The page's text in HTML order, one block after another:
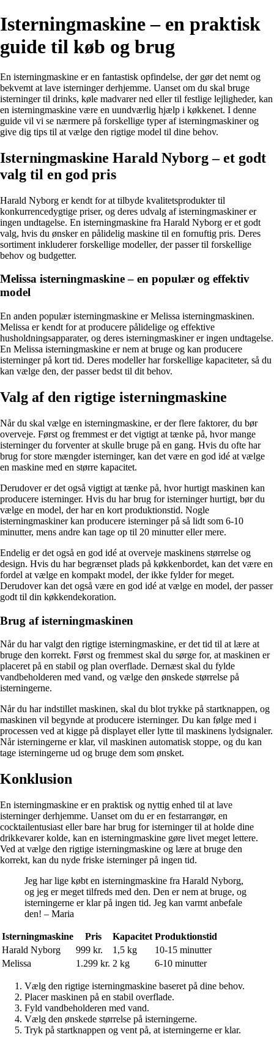
Isterningmaskine – en praktisk
guide til køb og brug
En isterningmaskine er en fantastisk opfindelse, der gør det nemt og
bekvemt at lave isterninger derhjemme. Uanset om du skal bruge
isterninger til drinks, køle madvarer ned eller til festlige lejligheder, kan
en isterningmaskine være en uundværlig hjælp i køkkenet. I denne
guide vil vi se nærmere på forskellige typer af isterningmaskiner og
give dig tips til at vælge den rigtige model til dine behov.
Isterningmaskine Harald Nyborg – et godt
valg til en god pris
Harald Nyborg er kendt for at tilbyde kvalitetsprodukter til
konkurrencedygtige priser, og deres udvalg af isterningmaskiner er
ingen undtagelse. En isterningmaskine fra Harald Nyborg er et godt
valg, hvis du ønsker en pålidelig maskine til en fornuftig pris. Deres
sortiment inkluderer forskellige modeller, der passer til forskellige
behov og budgetter.
Melissa isterningmaskine – en populær og effektiv
model
En anden populær isterningmaskine er Melissa isterningmaskinen.
Melissa er kendt for at producere pålidelige og effektive
husholdningsapparater, og deres isterningmaskiner er ingen undtagelse.
En Melissa isterningmaskine er nem at bruge og kan producere
isterninger på kort tid. Deres modeller har forskellige kapaciteter, så du
kan vælge den, der passer bedst til dit behov.
Valg af den rigtige isterningmaskine
Når du skal vælge en isterningmaskine, er der flere faktorer, du bør
overveje. Først og fremmest er det vigtigt at tænke på, hvor mange
isterninger du forventer at skulle bruge på en gang. Hvis du ofte har
brug for store mængder isterninger, kan det være en god idé at vælge
en maskine med en større kapacitet.
Derudover er det også vigtigt at tænke på, hvor hurtigt maskinen kan
producere isterninger. Hvis du har brug for isterninger hurtigt, bør du
vælge en model, der har en kort produktionstid. Nogle
isterningmaskiner kan producere isterninger på så lidt som 6-10
minutter, mens andre kan tage op til 20 minutter eller mere.
Endelig er det også en god idé at overveje maskinens størrelse og
design. Hvis du har begrænset plads på køkkenbordet, kan det være en
fordel at vælge en kompakt model, der ikke fylder for meget.
Derudover kan det også være en god idé at vælge en model, der passer
godt til din køkkendekoration.
Brug af isterningmaskinen
Når du har valgt den rigtige isterningmaskine, er det tid til at lære at
bruge den korrekt. Først og fremmest skal du sørge for, at maskinen er
placeret på en stabil og plan overflade. Dernæst skal du fylde
vandbeholderen med vand, og vælge den ønskede størrelse på
isterningerne.
Når du har indstillet maskinen, skal du blot trykke på startknappen, og
maskinen vil begynde at producere isterninger. Du kan følge med i
processen ved at kigge på displayet eller lytte til maskinens lydsignaler.
Når isterningerne er klar, vil maskinen automatisk stoppe, og du kan
tage isterningerne ud og bruge dem som ønsket.
Konklusion
En isterningmaskine er en praktisk og nyttig enhed til at lave
isterninger derhjemme. Uanset om du er en festarrangør, en
cocktailentusiast eller bare har brug for isterninger til at holde dine
drikkevarer kolde, kan en isterningmaskine gøre livet meget lettere.
Ved at vælge den rigtige isterningmaskine og lære at bruge den
korrekt, kan du nyde friske isterninger på ingen tid.
Jeg har lige købt en isterningmaskine fra Harald Nyborg,
og jeg er meget tilfreds med den. Den er nem at bruge, og
isterningerne er klar på ingen tid. Jeg kan varmt anbefale
den! – Maria
Isterningmaskine Pris Kapacitet Produktionstid
Harald Nyborg
999 kr. 1,5 kg
10-15 minutter
Melissa
1.299 kr. 2 kg 6-10 minutter
Vælg den rigtige isterningmaskine baseret på dine behov.
Placer maskinen på en stabil overflade.
Fyld vandbeholderen med vand.
Vælg den ønskede størrelse på isterningerne.
Tryk på startknappen og vent på, at isterningerne er klar.